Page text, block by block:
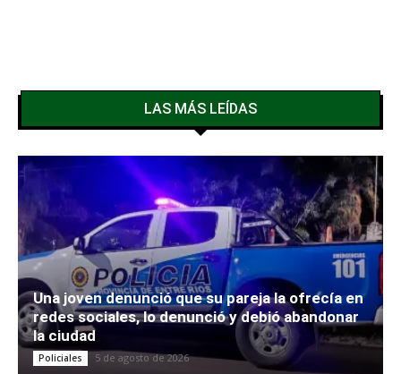
LAS MÁS LEÍDAS
Una joven denunció que su pareja la ofrecía en
redes sociales, lo denunció y debió abandonar
la ciudad
Policiales 5 de agosto de 2026